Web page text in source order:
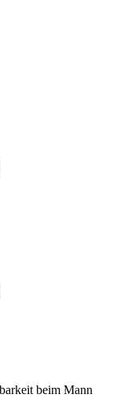
beim Mann